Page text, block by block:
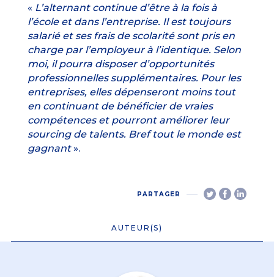
« L’alternant continue d’être à la fois à
l’école et dans l’entreprise. Il est toujours
salarié et ses frais de scolarité sont pris en
charge par l’employeur à l’identique. Selon
moi, il pourra disposer d’opportunités
professionnelles supplémentaires. Pour les
entreprises, elles dépenseront moins tout
en continuant de bénéficier de vraies
compétences et pourront améliorer leur
sourcing de talents. Bref tout le monde est
gagnant».
PARTAGER
AUTEUR(S)